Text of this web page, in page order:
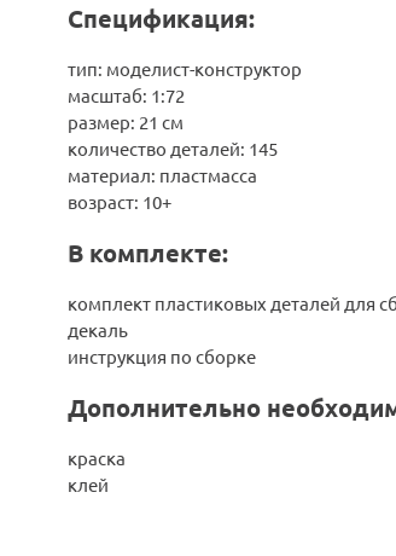
Спецификация:
тип: моделист-конструктор
масштаб: 1:72
размер: 21 см
количество деталей: 145
материал: пластмасса
возраст: 10+
В комплекте:
комплект пластиковых деталей для
декаль
инструкция по сборке
Дополнительно
краска
клей